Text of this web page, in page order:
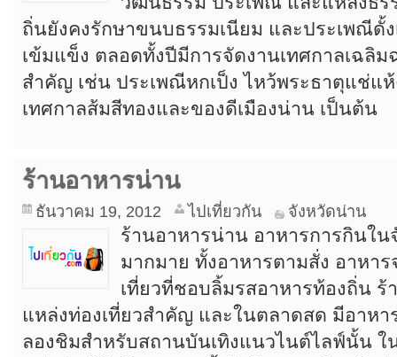
ถิ่นยังคงรักษาขนบธรรมเนียม และประเพณีดั้
เข้มแข็ง ตลอดทั้งปีมีการจัดงานเทศกาลเฉลิ
สำคัญ เช่น ประเพณีหกเป็ง ไหว้พระธาตุแช่แ
เทศกาลส้มสีทองและของดีเมืองน่าน เป็นต้น
ร้านอาหารน่าน
ธันวาคม 19, 2012 ไปเที่ยวกัน จังหวัดน่าน
ร้านอาหารน่าน อาหารการกินใน
มากมาย ทั้งอาหารตามสั่ง อาหา
เที่ยวที่ชอบลิ้มรสอาหารท้องถิ่น ร้
แหล่งท่องเที่ยวสำคัญ และในตลาดสด มีอาหา
ลองชิมสำหรับสถานบันเทิงแนวไนต์ไลฟ์นั้น ใ